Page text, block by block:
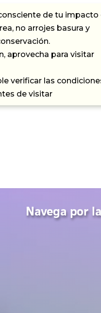
de tu impacto
no arrojes basura y
aprovecha para visitar
verificar las
de visitar
Navega por